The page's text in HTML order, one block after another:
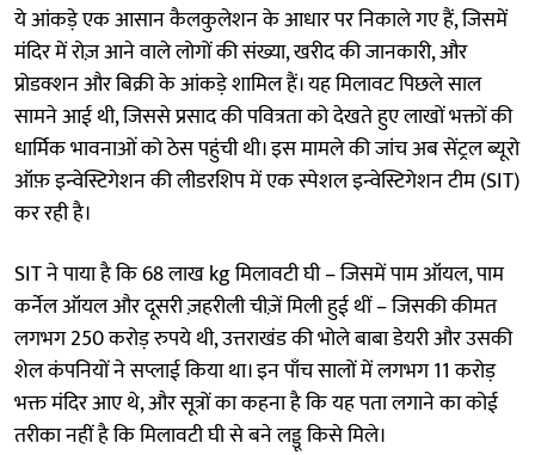
ये आंकड़े एक आसान कैलकुलेशन के आधार पर निकाले गए हैं, जिसमें
मंदिर में रोज़ आने वाले लोगों की संख्या, खरीद की जानकारी, और
प्रोडक्शन और बिक्री के आंकड़े शामिल हैं। यह मिलावट पिछले साल
सामने आई थी, जिससे प्रसाद की पवित्रता को देखते हुए लाखों भक्तों की
धार्मिक भावनाओं को ठेस पहुंची थी। इस मामले की जांच अब सेंट्रल ब्यूरो
ऑफ़ इन्वेस्टिगेशन की लीडरशिप में एक स्पेशल इन्वेस्टिगेशन टीम (SIT)
कर रही है।
SIT ने पाया है कि 68 लाख kg मिलावटी घी – जिसमें पाम ऑयल, पाम
कर्नेल ऑयल और दूसरी ज़हरीली चीज़ें मिली हुई थीं – जिसकी कीमत
लगभग 250 करोड़ रुपये थी, उत्तराखंड की भोले बाबा डेयरी और उसकी
शेल कंपनियों ने सप्लाई किया था। इन पाँच सालों में लगभग 11 करोड़
भक्त मंदिर आए थे, और सूत्रों का कहना है कि यह पता लगाने का कोई
तरीका नहीं है कि मिलावटी घी से बने लड्डू किसे मिले।